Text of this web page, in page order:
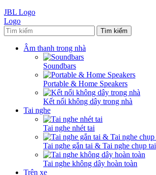
JBL Logo
Logo
Tìm kiếm
Âm thanh trong nhà
Soundbars
Portable & Home Speakers
Kết nối không dây trong nhà
Tai nghe
Tai nghe nhét tai
Tai nghe gắn tai & Tai nghe chụp tai
Tai nghe không dây hoàn toàn
Trên xe